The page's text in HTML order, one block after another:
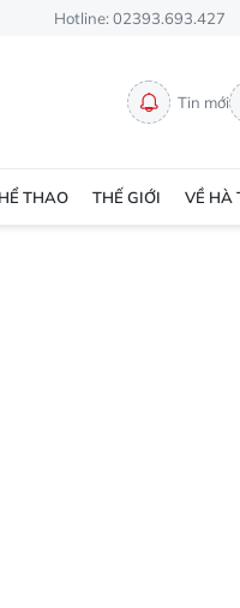
Hotline: 02393.693.427
Tin mới
THAO THẾ GIỚI VỀ HÀ